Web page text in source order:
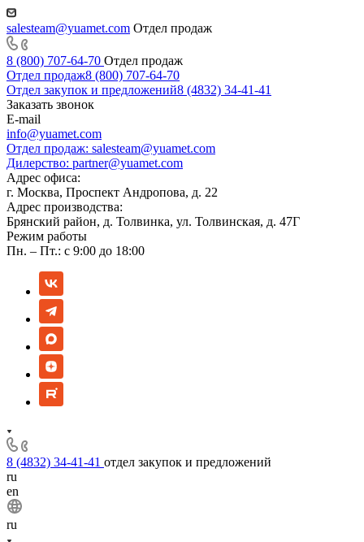
salesteam@yuamet.com Отдел продаж
8 (800) 707-64-70 Отдел продаж
Отдел продаж8 (800) 707-64-70
Отдел закупок и предложений8 (4832) 34-41-41
Заказать звонок
E-mail
info@yuamet.com
Отдел продаж: salesteam@yuamet.com
Дилерство: partner@yuamet.com
Адрес офиса:
г. Москва, Проспект Андропова, д. 22
Адрес производства:
Брянский район, д. Толвинка, ул. Толвинская, д. 47Г
Режим работы
Пн. – Пт.: с 9:00 до 18:00
8 (4832) 34-41-41 отдел закупок и предложений
ru
en
ru